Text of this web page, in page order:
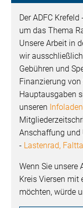
Der ADFC
um das Thema
Unsere Arbeit in
wir
Gebühren und
Finanzierung
Hauptausgaben
unseren Infoladen
Anschaffung und
- Lastenrad,
Wenn Sie unsere
Kreis Viersen mit
möchten, würde